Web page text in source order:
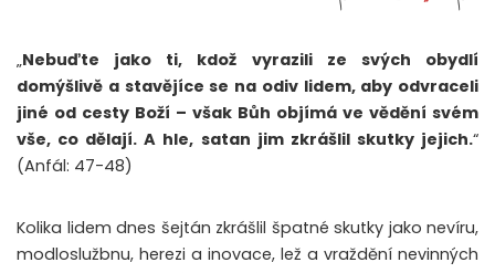
„Nebuďte jako ti, kdož vyrazili ze svých obydlí
domýšlivě a stavějíce se na odiv lidem, aby odvraceli
jiné od cesty Boží – však Bůh objímá ve vědění svém
vše, co dělají. A hle, satan jim zkrášlil skutky jejich.“
(Anfál: 47-48)
Kolika lidem dnes šejtán zkrášlil špatné skutky jako nevíru,
modloslužbnu, herezi a inovace, lež a vraždění nevinných